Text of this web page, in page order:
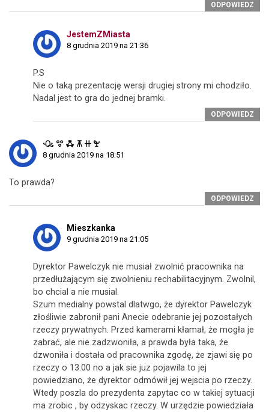
ODPOWIEDZ
JestemZMiasta
8 grudnia 2019 na 21:36
P.S
Nie o taką prezentację wersji drugiej strony mi chodziło.
Nadal jest to gra do jednej bramki.
ODPOWIEDZ
ꘐ ꖜ ꗈ ꕧ ꔠ ꖟ
8 grudnia 2019 na 18:51
To prawda?
ODPOWIEDZ
Mieszkanka
9 grudnia 2019 na 21:05
Dyrektor Pawelczyk nie musiał zwolnić pracownika na
przedłużającym się zwolnieniu rechabilitacyjnym. Zwolnil,
bo chcial a nie musial.
Szum medialny powstal dlatwgo, że dyrektor Pawelczyk
złośliwie zabronił pani Anecie odebranie jej pozostałych
rzeczy prywatnych. Przed kamerami kłamał, że mogła je
zabrać, ale nie zadzwoniła, a prawda była taka, że
dzwoniła i dostała od pracownika zgodę, że zjawi się po
rzeczy o 13.00 no a jak sie juz pojawila to jej
powiedziano, że dyrektor odmówił jej wejscia po rzeczy.
Wtedy poszla do prezydenta zapytac co w takiej sytuacji
ma zrobic , by odzyskac rzeczy. W urzędzie powiedziała